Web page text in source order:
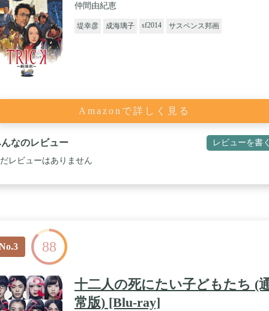
仲間由紀恵
堤幸彦 成海璃子 sf2014 サスペンス邦画
Amazonで詳しく見る
なのレビュー レビューを書
レビューはありません
88
十二人の死にたい子どもたち (
常版) [Blu-ray]